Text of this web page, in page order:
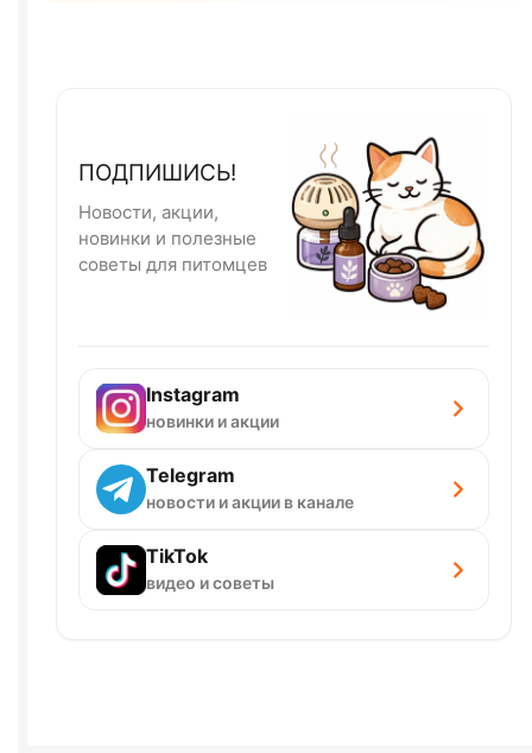
ПОДПИШИСЬ!
Новости, акции,
новинки и полезные
советы для питомцев
Instagram
новинки и акции
Telegram
новости и акции в канале
TikTok
видео и советы